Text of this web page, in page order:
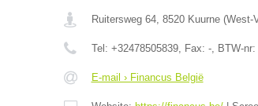
Ruitersweg 64, 8520 Kuurne(West-
Tel: +32478505839, Fax: -, BTW-nr:
E-mail › Financus België